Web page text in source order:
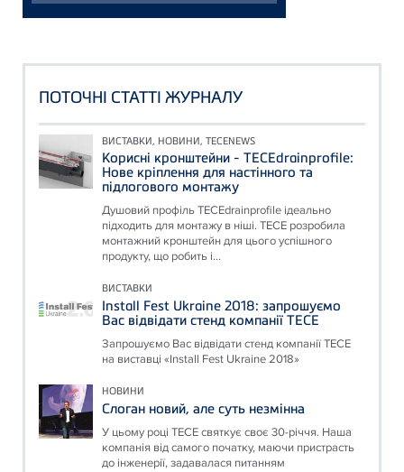
ПОТОЧНІ СТАТТІ ЖУРНАЛУ
ВИСТАВКИ, НОВИНИ, TECENEWS
Корисні кронштейни - TECEdrainprofile:
Нове кріплення для настінного та
підлогового монтажу
Душовий профіль TECEdrainprofile ідеально
підходить для монтажу в ніші. TECE розробила
монтажний кронштейн для цього успішного
продукту, що робить і...
ВИСТАВКИ
Install Fest Ukraine 2018: запрошуємо
Вас відвідати стенд компанії ТЕСЕ
Запрошуємо Вас відвідати стенд компанії ТЕСЕ
на виставці «Install Fest Ukraine 2018»
НОВИНИ
Слоган новий, але суть незмінна
У цьому році ТЕСЕ святкує своє 30-річчя. Наша
компанія від самого початку, маючи пристрасть
до інженерії, задавалася питанням